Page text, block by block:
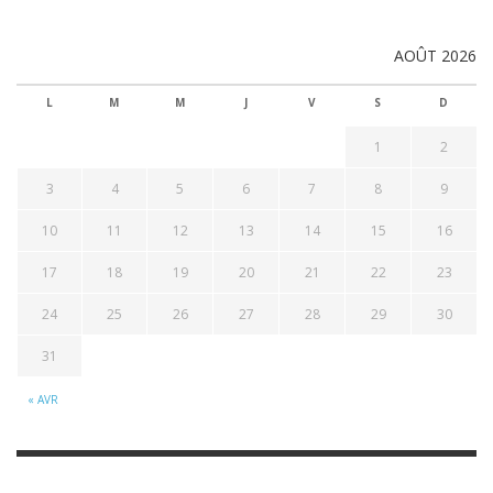
AOÛT 2026
L M M J V S D
« AVR
1 2
3 4 5 6 7 8 9
10 11 12 13 14 15 16
17 18 19 20 21 22 23
24 25 26 27 28 29 30
31